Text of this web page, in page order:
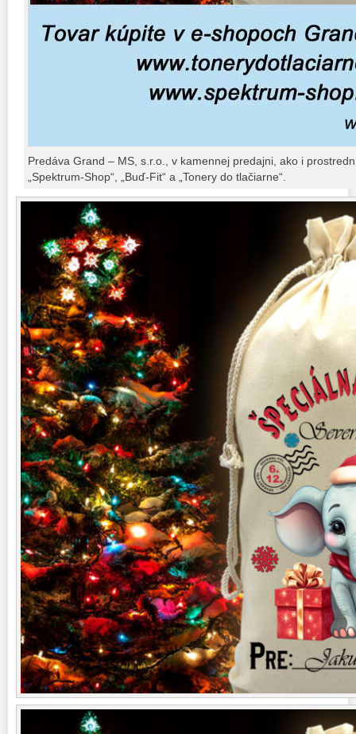
Predáva Grand – MS, s.r.o., v kamennej predajni, ako i
„Spektrum-Shop“, „Buď-Fit“ a „Tonery do tlačiarne“.